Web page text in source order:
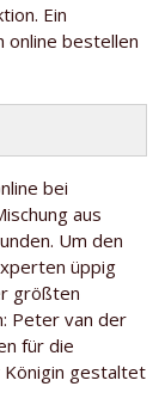
Ein
online bestellen
bei
aus
Um den
üppig
größten
Peter van der
für die
Königin gestaltet